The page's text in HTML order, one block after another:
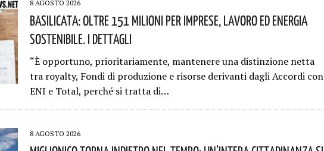
8 AGOSTO 2026
Basilicata: Oltre 151 Milioni Per Imprese, Lavoro Ed Energia
Sostenibile. I Dettagli
“È opportuno, prioritariamente, mantenere una distinzione netta
tra royalty, Fondi di produzione e risorse derivanti dagli Accordi con
ENI e Total, perché si tratta di…
8 AGOSTO 2026